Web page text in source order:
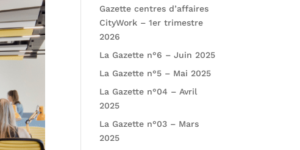
Gazette centres d’affaires
CityWork – 1er trimestre
2026
La Gazette n°6 – Juin 2025
La Gazette n°5 – Mai 2025
La Gazette n°04 – Avril
2025
La Gazette n°03 – Mars
2025